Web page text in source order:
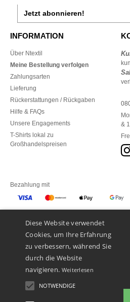
Jetzt abonnieren!
INFORMATION
Über Ntextil
Meine Bestellung verfolgen
Zahlungsarten
Lieferung
Rückerstattungen / Rückgaben
Hilfe & FAQs
Unsere Engagements
T-Shirts lokal zu
Großhandelspreisen
&
Bezahlung mit
Unsere Paketzusteller
Diese Website verwendet
Cookies, um Ihre Erfahrung
zu verbessern, während Sie
durch die Website
navigieren. Weiterlesen
NOTWENDIGE